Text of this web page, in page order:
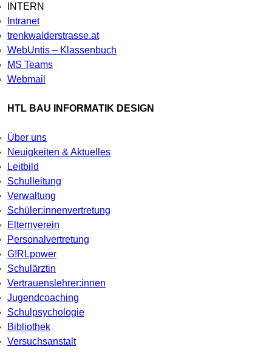
INTERN
Intranet
trenkwalderstrasse.at
WebUntis – Klassenbuch
MS Teams
Webmail
HTL BAU INFORMATIK DESIGN
Über uns
Neuigkeiten & Aktuelles
Leitbild
Schulleitung
Verwaltung
Schüler:innenvertretung
Elternverein
Personalvertretung
G!RLpower
Schulärztin
Vertrauenslehrer:innen
Jugendcoaching
Schulpsychologie
Bibliothek
Versuchsanstalt